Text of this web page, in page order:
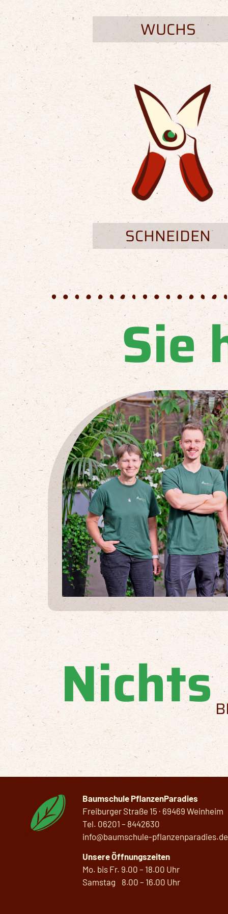
WUCHS
SCHNEIDEN
Sie
Baumschule PflanzenParadies
Freiburger Straße 15 · 69469 Weinheim
Tel. 06201 – 8442630
info@baumschule-pflanzenparadies.de
Unsere Öffnungszeiten
Mo. bis Fr. 9.00 – 18.00 Uhr
Samstag 8.00 – 16.00 Uhr